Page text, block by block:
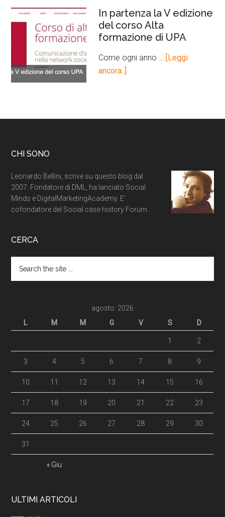
In partenza la V edizione
del corso Alta
formazione di UPA
Come ogni anno …
[Leggi
ancora..]
CHI SONO
Leonardo Bellini, scrive su questo blog dal
2007. Fondatore di DML, ha lanciato Social
Minds e DigitalMarketingAcademy. E'
cofondatore del Social case history Forum.
CERCA
agosto: 2026
L
M M G V S D
« Giu
1 2
3 4 5 6 7 8 9
10 11 12 13 14 15 16
17 18 19 20 21 22 23
24 25 26 27 28 29 30
31
ULTIMI ARTICOLI